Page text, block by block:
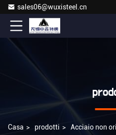
sales06@wuxisteel.cn
Casa > prodotti > Acciaio non